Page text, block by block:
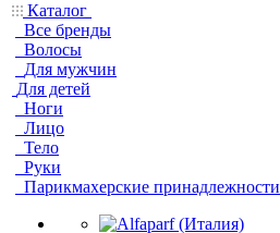
Каталог
Все бренды
Волосы
Для мужчин
Для детей
Ноги
Лицо
Тело
Руки
Парикмахерские принадлежности